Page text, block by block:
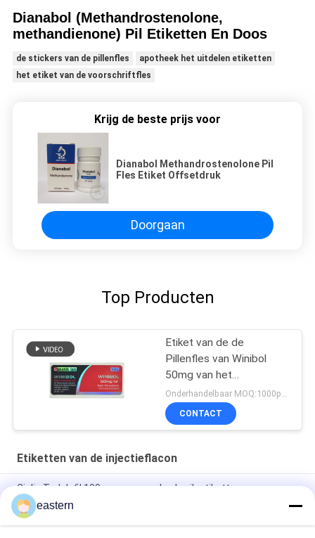
Dianabol (Methandrostenolone,
methandienone) Pil Etiketten En Doos
de stickers van de pillenfles
apotheek het uitdelen etiketten
het etiket van de voorschriftfles
Krijg de beste prijs voor
Dianabol Methandrostenolone Pil
Fles Etiket Offsetdruk
Doorgaan
Top Producten
Etiket van de de
Pillenfles van Winibol
50mg van het
Genetiklaboratorium het
Mondelinge
Onderhandelbaar MOQ:1000pcs/design
CONTACT
Etiketten van de injectieflacon
Cialis Tadalafil 100mg voor oraal gebruik etiketten
SS-31 Sterke kleefmiddelen Etiketten Peptide flacon
Etiketten
eastern